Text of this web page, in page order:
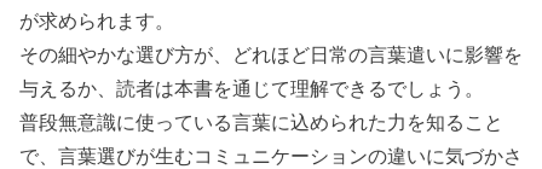
が求められます。
その細やかな選び方が、どれほど日常の言葉遣いに影響を
与えるか、読者は本書を通じて理解できるでしょう。
普段無意識に使っている言葉に込められた力を知ること
で、言葉選びが生むコミュニケーションの違いに気づかさ